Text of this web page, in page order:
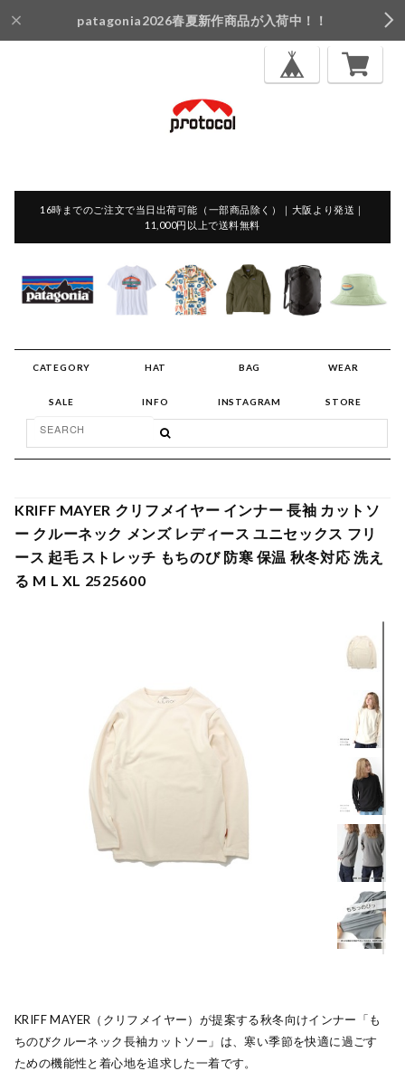
patagonia2026春夏新作商品が入荷中！！
16時までのご注文で当日出荷可能（一部商品除く）｜大阪より発送｜
11,000円以上で送料無料
CATEGORY HAT BAG WEAR
SALE INFO INSTAGRAM STORE
KRIFF MAYER クリフメイヤー インナー 長袖 カットソ
ー クルーネック メンズ レディース ユニセックス フリ
ース 起毛 ストレッチ もちのび 防寒 保温 秋冬対応 洗え
る M L XL 2525600
KRIFF MAYER（クリフメイヤー）が提案する秋冬向けインナー「も
ちのびクルーネック長袖カットソー」は、寒い季節を快適に過ごす
ための機能性と着心地を追求した一着です。